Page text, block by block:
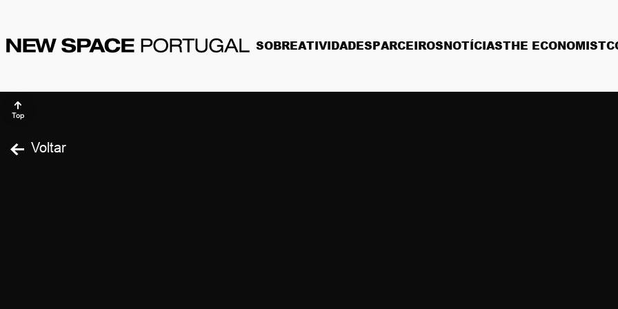
SOBREATIVIDADESPARCEIROSNOTÍCIASTHE ECONOMIST
Top
Voltar